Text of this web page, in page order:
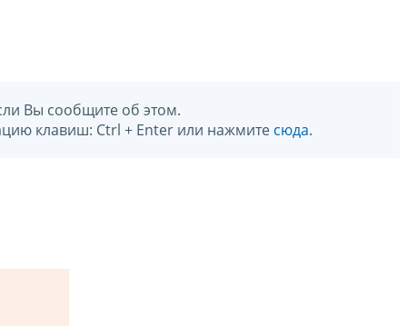
Вы сообщите об этом.
клавиш: Ctrl + Enter или нажмите сюда.